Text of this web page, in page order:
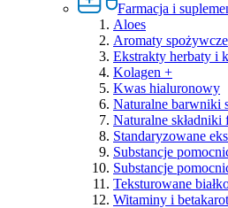
Farmacja i
Aloes
Aromaty spożywcze
Ekstrakty herbaty i
Kolagen +
Kwas hialuronowy
Naturalne barwniki
Naturalne składniki
Standaryzowane
Substancje
Substancje
Teksturowane
Witaminy i